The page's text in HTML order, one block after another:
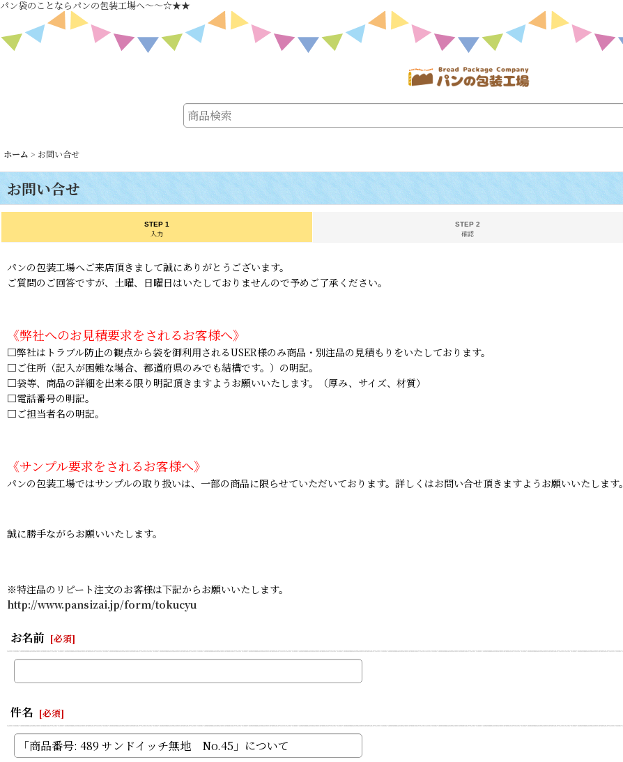
パン袋のことならパンの包装工場へ～～☆★★
ホーム > お問い合せ
お問い合せ
STEP 1
入力
STEP 2
確認
パンの包装工場へご来店頂きまして誠にありがとうございます。
ご質問のご回答ですが、土曜、日曜日はいたしておりませんので予めご了承ください。
《弊社へのお見積要求をされるお客様へ》
□弊社はトラブル防止の観点から袋を御利用されるUSER様のみ商品・別注品の見積もりをいたしております。
□ご住所（記入が困難な場合、都道府県のみでも結構です。）の明記。
□袋等、商品の詳細を出来る限り明記頂きますようお願いいたします。（厚み、サイズ、材質）
□電話番号の明記。
□ご担当者名の明記。
《サンプル要求をされるお客様へ》
パンの包装工場ではサンプルの取り扱いは、一部の商品に限らせていただいております。詳しくはお問い合せ頂きますようお願いいたします。
誠に勝手ながらお願いいたします。
※特注品のリピート注文のお客様は下記からお願いいたします。
http://www.pansizai.jp/form/tokucyu
お名前 [必須]
件名 [必須]